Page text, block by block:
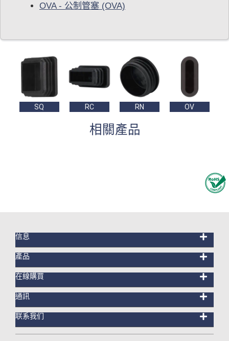
OVA - 公制管塞 (OVA)
SQ RC RN OV
相關產品
信息
產品
在線購買
通訊
联系我们